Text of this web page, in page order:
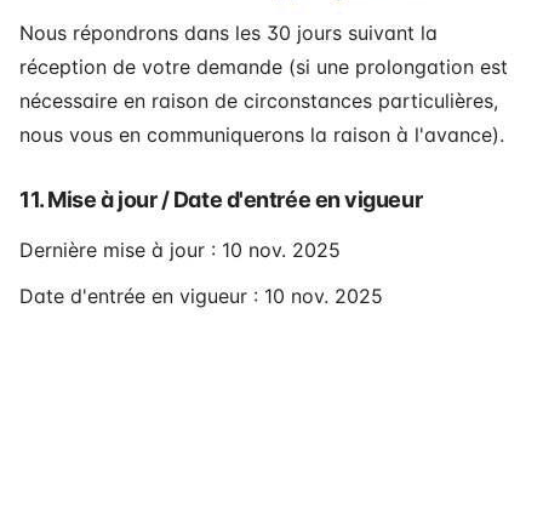
Nous répondrons dans les 30 jours suivant la
réception de votre demande (si une prolongation est
nécessaire en raison de circonstances particulières,
nous vous en communiquerons la raison à l'avance).
11. Mise à jour / Date d'entrée en vigueur
Dernière mise à jour : 10 nov. 2025
Date d'entrée en vigueur : 10 nov. 2025